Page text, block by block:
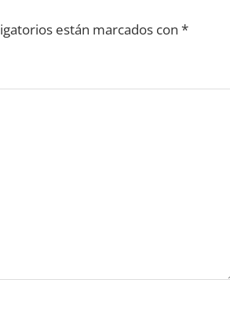
están marcados con *